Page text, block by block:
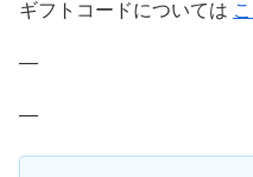
ギフトコードについては
—
—